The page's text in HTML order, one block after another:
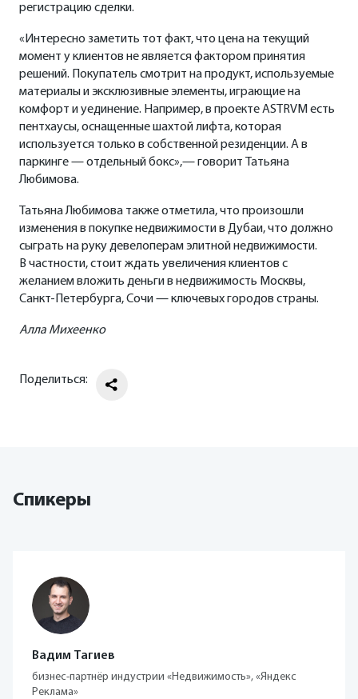
регистрацию сделки.
«Интересно заметить тот факт, что цена на текущий
момент у клиентов не является фактором принятия
решений. Покупатель смотрит на продукт, используемые
материалы и эксклюзивные элементы, играющие на
комфорт и уединение. Например, в проекте ASTRVM есть
пентхаусы, оснащенные шахтой лифта, которая
используется только в собственной резиденции. А в
паркинге — отдельный бокс»,— говорит Татьяна
Любимова.
Татьяна Любимова также отметила, что произошли
изменения в покупке недвижимости в Дубаи, что должно
сыграть на руку девелоперам элитной недвижимости.
В частности, стоит ждать увеличения клиентов с
желанием вложить деньги в недвижимость Москвы,
Санкт-Петербурга, Сочи — ключевых городов страны.
Алла Михеенко
Поделиться:
Спикеры
Вадим Тагиев
бизнес-партнёр индустрии «Недвижимость», «Яндекс
Реклама»